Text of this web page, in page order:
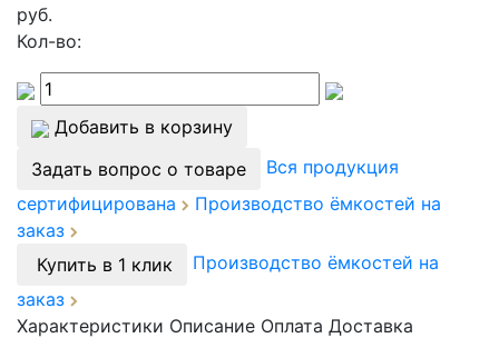
руб.
Кол-во:
Добавить в корзину
Задать вопрос о товаре
Вся продукция
сертифицирована
Производство ёмкостей на
заказ
Купить в 1 клик
Производство ёмкостей на
заказ
Характеристики Описание Оплата Доставка